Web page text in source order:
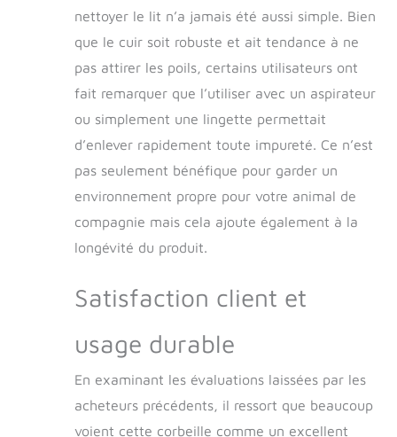
nettoyer le lit n’a jamais été aussi simple. Bien
que le cuir soit robuste et ait tendance à ne
pas attirer les poils, certains utilisateurs ont
fait remarquer que l’utiliser avec un aspirateur
ou simplement une lingette permettait
d’enlever rapidement toute impureté. Ce n’est
pas seulement bénéfique pour garder un
environnement propre pour votre animal de
compagnie mais cela ajoute également à la
longévité du produit.
Satisfaction client et
usage durable
En examinant les évaluations laissées par les
acheteurs précédents, il ressort que beaucoup
voient cette corbeille comme un excellent